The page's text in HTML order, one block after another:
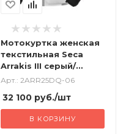
Мотокуртка женская
текстильная Seca
Arrakis III серый/
синий/красный
Арт.: 2ARR25DQ-06
32 100руб./шт
В КОРЗИНУ